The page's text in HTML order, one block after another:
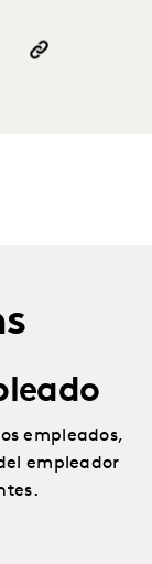
empleados,
empleador